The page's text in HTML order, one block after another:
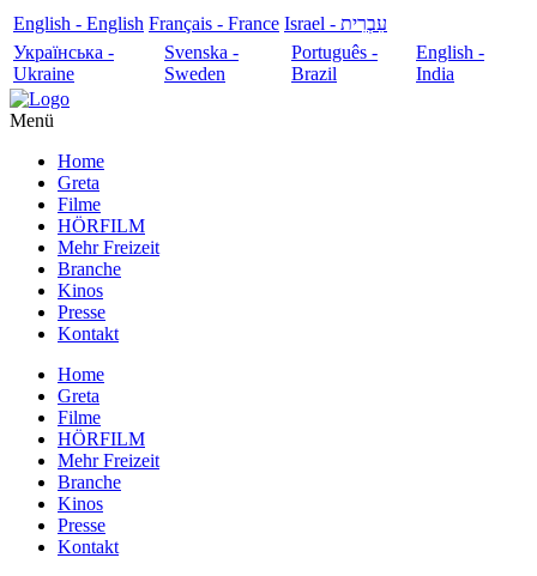
English - English Français - France
עִבְרִית - Israel
Українська -
Ukraine
Svenska -
Sweden
Português -
Brazil
English -
India
Menü
Home
Greta
Filme
HÖRFILM
Mehr Freizeit
Branche
Kinos
Presse
Kontakt
Home
Greta
Filme
HÖRFILM
Mehr Freizeit
Branche
Kinos
Presse
Kontakt